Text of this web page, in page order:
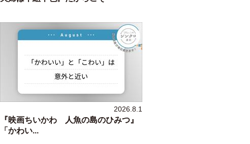
2026.8.1
『映画ちいかわ 人魚の島のひみつ』
「かわい...